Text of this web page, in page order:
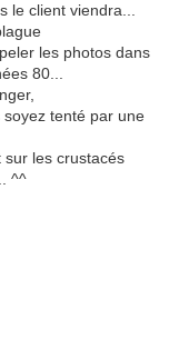
le client viendra...
les photos dans
80...
tenté par une
les crustacés
^^